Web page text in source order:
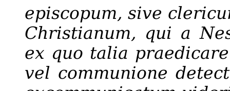
episcopum, sive
Christianum, qui a
ex quo talia
vel communione